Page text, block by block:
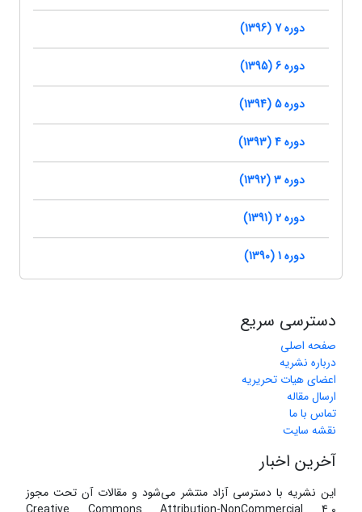
دوره 7 (1396)
دوره 6 (1395)
دوره 5 (1394)
دوره 4 (1393)
دوره 3 (1392)
دوره 2 (1391)
دوره 1 (1390)
دسترسی سریع
صفحه اصلی
درباره نشریه
اعضای هیات تحریریه
ارسال مقاله
تماس با ما
نقشه سایت
آخرین اخبار
این نشریه با دسترسی آزاد منتشر می‌شود و مقالات آن تحت مجوز